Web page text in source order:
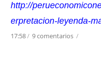
http://
erpretacion-leyenda-
17:58/9 comentarios /